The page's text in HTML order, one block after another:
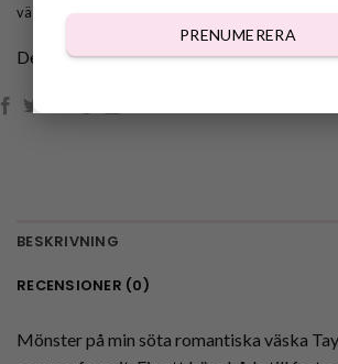
PRENUMERERA
väska
Dela:
BESKRIVNING
RECENSIONER (0)
Mönster på min söta romantiska väska